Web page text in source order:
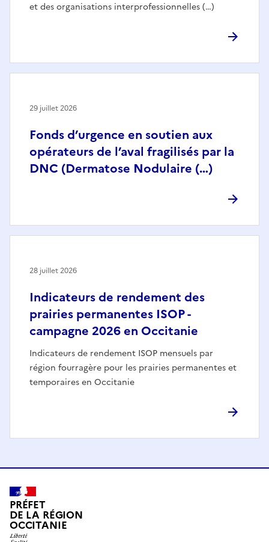
et des organisations interprofessionnelles (…)
Fonds d’urgence en soutien aux
opérateurs de l’aval fragilisés par la
DNC (Dermatose Nodulaire (…)
29 juillet 2026
Indicateurs de rendement des
prairies permanentes ISOP -
campagne 2026 en Occitanie
Indicateurs de rendement ISOP mensuels par
région fourragère pour les prairies permanentes et
temporaires en Occitanie
28 juillet 2026
PRÉFET
DE LA RÉGION
OCCITANIE